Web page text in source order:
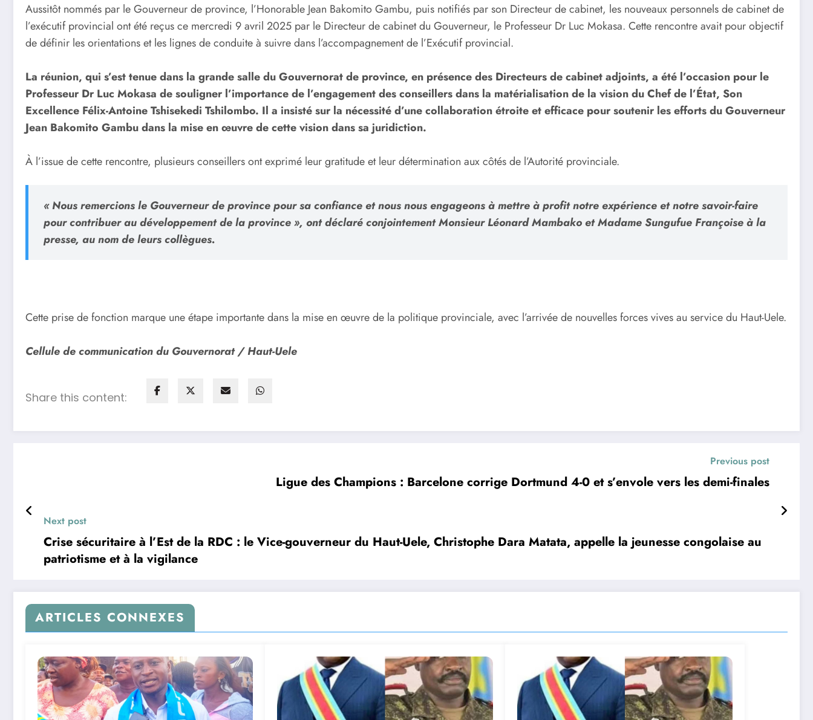
Aussitôt nommés par le Gouverneur de province, l’Honorable Jean Bakomito Gambu, puis notifiés par son Directeur de cabinet, les nouveaux personnels de cabinet de
l’exécutif provincial ont été reçus ce mercredi 9 avril 2025 par le Directeur de cabinet du Gouverneur, le Professeur Dr Luc Mokasa. Cette rencontre avait pour objectif
de définir les orientations et les lignes de conduite à suivre dans l’accompagnement de l’Exécutif provincial.
La réunion, qui s’est tenue dans la grande salle du Gouvernorat de province, en présence des Directeurs de cabinet adjoints, a été l’occasion pour le
Professeur Dr Luc Mokasa de souligner l’importance de l’engagement des conseillers dans la matérialisation de la vision du Chef de l’État, Son
Excellence Félix-Antoine Tshisekedi Tshilombo. Il a insisté sur la nécessité d’une collaboration étroite et efficace pour soutenir les efforts du Gouverneur
Jean Bakomito Gambu dans la mise en œuvre de cette vision dans sa juridiction.
À l’issue de cette rencontre, plusieurs conseillers ont exprimé leur gratitude et leur détermination aux côtés de l’Autorité provinciale.
« Nous remercions le Gouverneur de province pour sa confiance et nous nous engageons à mettre à profit notre expérience et notre savoir-faire
pour contribuer au développement de la province », ont déclaré conjointement Monsieur Léonard Mambako et Madame Sungufue Françoise à la
presse, au nom de leurs collègues.
Cette prise de fonction marque une étape importante dans la mise en œuvre de la politique provinciale, avec l’arrivée de nouvelles forces vives au service du Haut-Uele.
Cellule de communication du Gouvernorat / Haut-Uele
Share this content:
Previous post
Ligue des Champions : Barcelone corrige Dortmund 4-0 et s’envole vers les demi-finales
Next post
Crise sécuritaire à l’Est de la RDC : le Vice-gouverneur du Haut-Uele, Christophe Dara Matata, appelle la jeunesse congolaise au
patriotisme et à la vigilance
ARTICLES CONNEXES